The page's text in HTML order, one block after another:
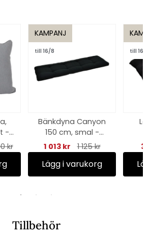
-
kr
KAMPANJ
till 16/8
Bänkdyna Canyon
150 cm, smal -
svart struktur
1 013 kr 1 125 kr
Lägg i varukorg
till 16/8
Tillbehör